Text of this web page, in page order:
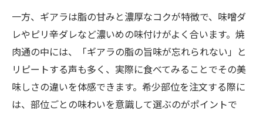
一方、ギアラは脂の甘みと濃厚なコクが特徴で、味噌ダ
レやピリ辛ダレなど濃いめの味付けがよく合います。焼
肉通の中には、「ギアラの脂の旨味が忘れられない」と
リピートする声も多く、実際に食べてみることでその美
味しさの違いを体感できます。希少部位を注文する際に
は、部位ごとの味わいを意識して選ぶのがポイントで